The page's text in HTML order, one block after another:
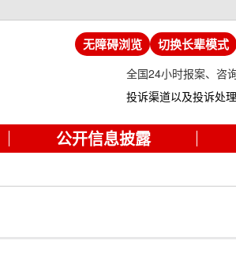
无障碍浏览 切换长辈模式
全国24小时报案、咨
投诉渠道以及投诉处
公开信息披露